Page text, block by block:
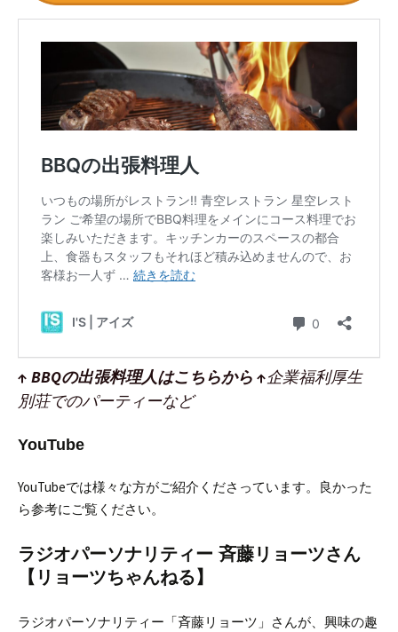
↑ BBQの出張料理人はこちらから ↑企業福利厚生
別荘でのパーティーなど
YouTube
YouTubeでは様々な方がご紹介くださっています。
良かった
ら参考にご覧ください。
ラジオパーソナリティー 斉藤リョーツさん
【リョーツちゃんねる】
ラジオパーソナリティー「斉藤リョーツ」さんが、興味の趣